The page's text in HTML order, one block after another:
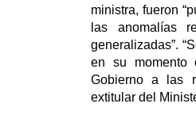
ministra, fueron
las anomalías
generalizadas”.
en su momento
Gobierno a las
extitular del